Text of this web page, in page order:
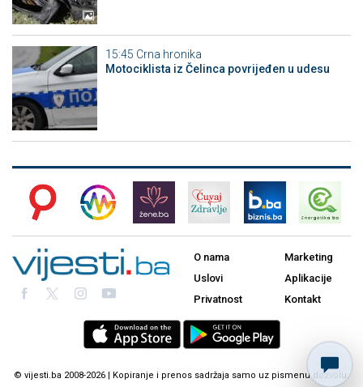
15:45 Crna hronika
Motociklista iz Čelinca povrijeđen u udesu
O nama
Uslovi
Privatnost
Marketing
Aplikacije
Kontakt
© vijesti.ba 2008-2026 | Kopiranje i prenos sadržaja samo uz pismenu dozvolu.